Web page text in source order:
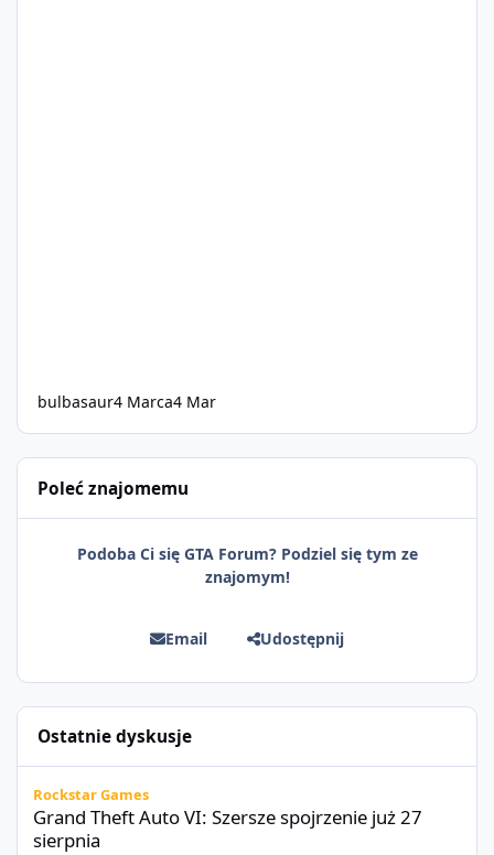
bulbasaur4 Marca4 Mar
Poleć znajomemu
Podoba Ci się GTA Forum? Podziel się tym ze
znajomym!
Email Udostępnij
Ostatnie dyskusje
Rockstar Games
Grand Theft Auto VI: Szersze spojrzenie już 27
sierpnia